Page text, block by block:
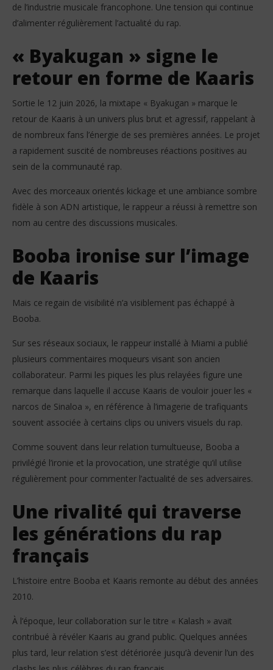
de l’industrie musicale francophone. Une tension qui continue
d’alimenter régulièrement l’actualité du rap.
« Byakugan » signe le
retour en forme de Kaaris
Sortie le 12 juin 2026, la mixtape « Byakugan » marque le
retour de Kaaris à un univers plus brut et agressif, rappelant à
de nombreux fans l’énergie de ses premières années. Le projet
a rapidement suscité de nombreuses réactions positives au
sein de la communauté rap.
Avec des morceaux orientés kickage et une ambiance sombre
fidèle à son ADN artistique, le rappeur a réussi à remettre son
nom au centre des discussions musicales.
Booba ironise sur l’image
de Kaaris
Mais ce regain de visibilité n’a visiblement pas échappé à
Booba.
Sur ses réseaux sociaux, le rappeur installé à Miami a publié
plusieurs commentaires moqueurs visant son ancien
collaborateur. Parmi les piques les plus relayées figure une
remarque dans laquelle il accuse Kaaris de vouloir jouer les «
narcos de Sinaloa », en référence à l’imagerie de trafiquants
souvent associée à certains clips ou univers visuels du rap.
Comme souvent dans leur relation tumultueuse, Booba a
privilégié l’ironie et la provocation, une stratégie qu’il utilise
régulièrement pour commenter l’actualité de ses adversaires.
Une rivalité qui traverse
les générations du rap
français
L’histoire entre Booba et Kaaris remonte au début des années
2010.
À l’époque, leur collaboration sur le titre « Kalash » avait
contribué à révéler Kaaris au grand public. Quelques années
plus tard, leur relation s’est détériorée jusqu’à devenir l’un des